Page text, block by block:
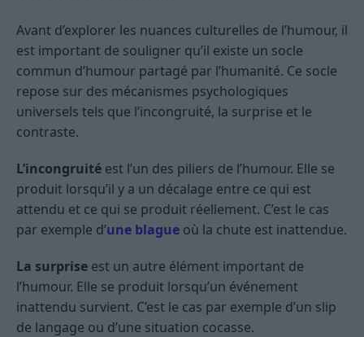
Avant d’explorer les nuances culturelles de l’humour, il
est important de souligner qu’il existe un socle
commun d’humour partagé par l’humanité. Ce socle
repose sur des mécanismes psychologiques
universels tels que l’incongruité, la surprise et le
contraste.
L’incongruité est l’un des piliers de l’humour. Elle se
produit lorsqu’il y a un décalage entre ce qui est
attendu et ce qui se produit réellement. C’est le cas
par exemple d’une blague où la chute est inattendue.
La surprise est un autre élément important de
l’humour. Elle se produit lorsqu’un événement
inattendu survient. C’est le cas par exemple d’un slip
de langage ou d’une situation cocasse.